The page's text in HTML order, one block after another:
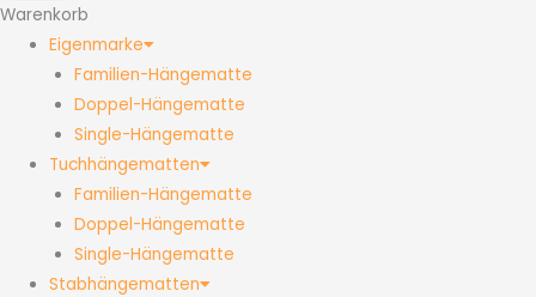
Warenkorb
Eigenmarke
Familien-Hängematte
Doppel-Hängematte
Single-Hängematte
Tuchhängematten
Familien-Hängematte
Doppel-Hängematte
Single-Hängematte
Stabhängematten